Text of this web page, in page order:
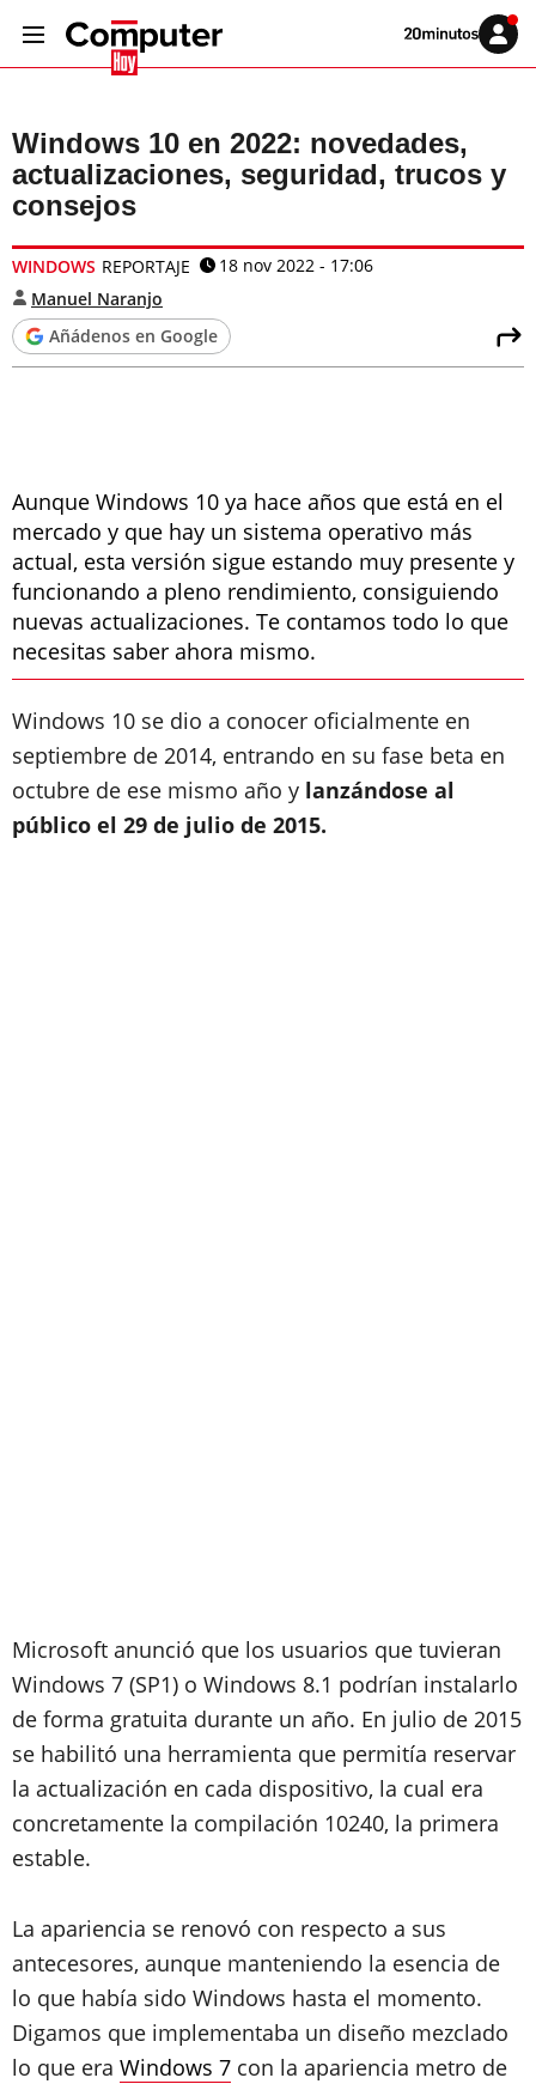
Volver
Iniciar
sesión
Windows 10 en 2022: novedades,
actualizaciones, seguridad, trucos y
consejos
WINDOWS REPORTAJE
18 nov 2022 - 17:06
Manuel Naranjo
Añádenos en Google
Aunque Windows 10 ya hace años que está en el
mercado y que hay un sistema operativo más
actual, esta versión sigue estando muy presente y
funcionando a pleno rendimiento, consiguiendo
nuevas actualizaciones. Te contamos todo lo que
necesitas saber ahora mismo.
Windows 10 se dio a conocer oficialmente en
septiembre de 2014, entrando en su fase beta en
octubre de ese mismo año y lanzándose al
público el 29 de julio de 2015.
Microsoft anunció que los usuarios que tuvieran
Windows 7 (SP1) o Windows 8.1 podrían instalarlo
de forma gratuita durante un año. En julio de 2015
se habilitó una herramienta que permitía reservar
la actualización en cada dispositivo, la cual era
concretamente la compilación 10240, la primera
estable.
La apariencia se renovó con respecto a sus
antecesores, aunque manteniendo la esencia de
lo que había sido Windows hasta el momento.
Digamos que implementaba un diseño mezclado
lo que era Windows 7 con la apariencia metro de